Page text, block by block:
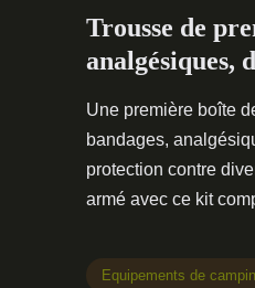
Trousse de
analgésiques,
Une première boîte
bandages,
protection contre
armé avec ce kit
Equipements de